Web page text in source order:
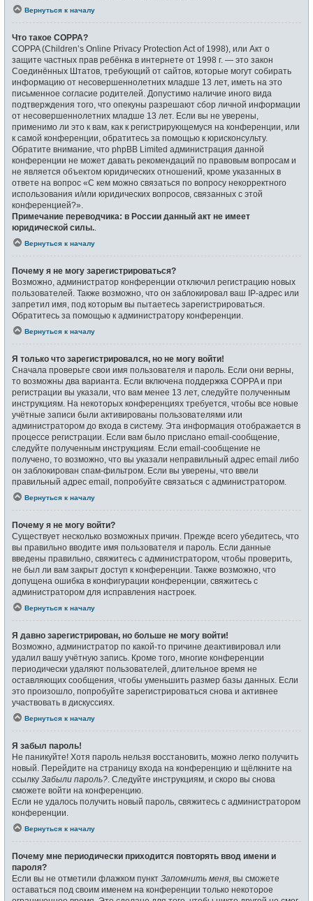
Вернуться к началу
Что такое COPPA?
COPPA (Children’s Online Privacy Protection Act of 1998), или Акт о
защите частных прав ребёнка в интернете от 1998 г. — это закон
Соединённых Штатов, требующий от сайтов, которые могут собирать
информацию от несовершеннолетних младше 13 лет, иметь на это
письменное согласие родителей. Допустимо наличие иного вида
подтверждения того, что опекуны разрешают сбор личной информации
от несовершеннолетних младше 13 лет. Если вы не уверены,
применимо ли это к вам, как к регистрирующемуся на конференции, или
к самой конференции, обратитесь за помощью к юрисконсульту.
Обратите внимание, что phpBB Limited администрация данной
конференции не может давать рекомендаций по правовым вопросам и
не является объектом юридических отношений, кроме указанных в
ответе на вопрос «С кем можно связаться по вопросу некорректного
использования и/или юридических вопросов, связанных с этой
конференцией?».
Примечание переводчика: в России данный акт не имеет
юридической силы.
Вернуться к началу
Почему я не могу зарегистрироваться?
Возможно, администратор конференции отключил регистрацию новых
пользователей. Также возможно, что он заблокировал ваш IP-адрес или
запретил имя, под которым вы пытаетесь зарегистрироваться.
Обратитесь за помощью к администратору конференции.
Вернуться к началу
Я только что зарегистрировался, но не могу войти!
Сначала проверьте свои имя пользователя и пароль. Если они верны,
то возможны два варианта. Если включена поддержка COPPA и при
регистрации вы указали, что вам менее 13 лет, следуйте полученным
инструкциям. На некоторых конференциях требуется, чтобы все новые
учётные записи были активированы пользователями или
администратором до входа в систему. Эта информация отображается в
процессе регистрации. Если вам было прислано email-сообщение,
следуйте полученным инструкциям. Если email-сообщение не
получено, то возможно, что вы указали неправильный адрес email либо
он заблокирован спам-фильтром. Если вы уверены, что ввели
правильный адрес email, попробуйте связаться с администратором.
Вернуться к началу
Почему я не могу войти?
Существует несколько возможных причин. Прежде всего убедитесь, что
вы правильно вводите имя пользователя и пароль. Если данные
введены правильно, свяжитесь с администратором, чтобы проверить,
не был ли вам закрыт доступ к конференции. Также возможно, что
допущена ошибка в конфигурации конференции, свяжитесь с
администратором для исправления настроек.
Вернуться к началу
Я давно зарегистрирован, но больше не могу войти!
Возможно, администратор по какой-то причине деактивировал или
удалил вашу учётную запись. Кроме того, многие конференции
периодически удаляют пользователей, длительное время не
оставляющих сообщения, чтобы уменьшить размер базы данных. Если
это произошло, попробуйте зарегистрироваться снова и активнее
участвовать в дискуссиях.
Вернуться к началу
Я забыл пароль!
Не паникуйте! Хотя пароль нельзя восстановить, можно легко получить
новый. Перейдите на страницу входа на конференцию и щёлкните на
ссылку Забыли пароль? . Следуйте инструкциям, и скоро вы снова
сможете войти на конференцию.
Если не удалось получить новый пароль, свяжитесь с администратором
конференции.
Вернуться к началу
Почему мне периодически приходится повторять ввод имени и
пароля?
Если вы не отметили флажком пункт Запомнить меня , вы сможете
оставаться под своим именем на конференции только некоторое